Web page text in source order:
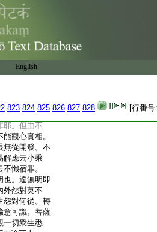
English
823 824 825 826 827 828 [行番号:
依大斷已在
知下顯經文
二。初爲信
二淨名答二。
通者故經云。説
即用通門。故
即空。若助
經未通圓
隨文釋義四。
分科。二果是下
耶。但由不
觀心實相。
無從開發。不
解應云小乘
懺宿罪。
也。達無明即
外怨對莫不
怨對何從。轉
意可識。菩薩
一切衆生悉